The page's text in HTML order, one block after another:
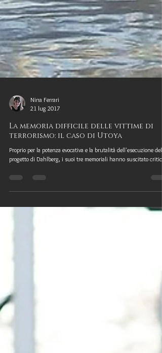
Nina Ferrari
21 lug 2017
La memoria difficile delle vittime di
terrorismo: il caso di Utoya
Proprio per la potenza evocativa e la brutalità dell'esecuzione del